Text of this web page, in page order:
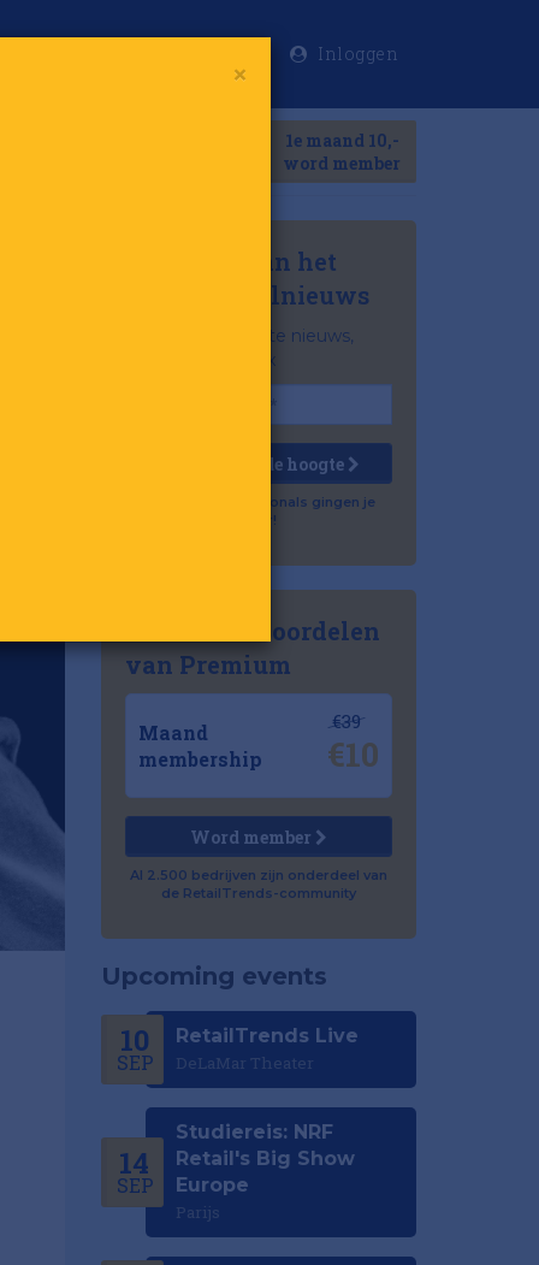
Inloggen
1e maand 10,-
word member
Mis niets van het
laatste retailnieuws
Het belangrijkste nieuws,
gratis in je inbox
Houd mij op de hoogte
Al 57.500 professionals gingen je
voor!
Ontdek de voordelen
van Premium
Maand
membership
€39
€10
Word member
Al 2.500 bedrijven zijn onderdeel van
de RetailTrends-community
Upcoming events
10
SEP
RetailTrends Live
DeLaMar Theater
14
SEP
Studiereis: NRF
Retail's Big Show
Europe
Parijs
×